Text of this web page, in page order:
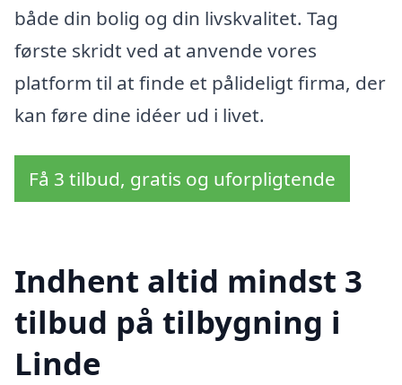
både din bolig og din livskvalitet. Tag
første skridt ved at anvende vores
platform til at finde et pålideligt firma, der
kan føre dine idéer ud i livet.
Få 3 tilbud, gratis og uforpligtende
Indhent altid mindst 3
tilbud på tilbygning i
Linde